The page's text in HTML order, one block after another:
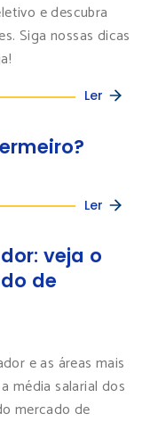
e descubra
Siga nossas dicas
Ler
Ler
veja o
de
e as áreas mais
média salarial dos
mercado de